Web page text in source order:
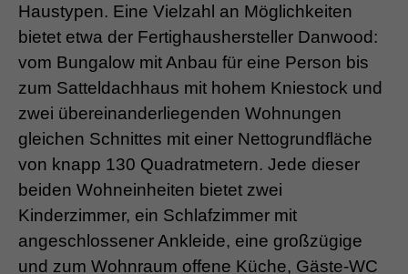
Haustypen. Eine Vielzahl an Möglichkeiten
bietet etwa der Fertighaushersteller Danwood:
vom Bungalow mit Anbau für eine Person bis
zum Satteldachhaus mit hohem Kniestock und
zwei übereinanderliegenden Wohnungen
gleichen Schnittes mit einer Nettogrundfläche
von knapp 130 Quadratmetern. Jede dieser
beiden Wohneinheiten bietet zwei
Kinderzimmer, ein Schlafzimmer mit
angeschlossener Ankleide, eine großzügige
und zum Wohnraum offene Küche, Gäste-WC